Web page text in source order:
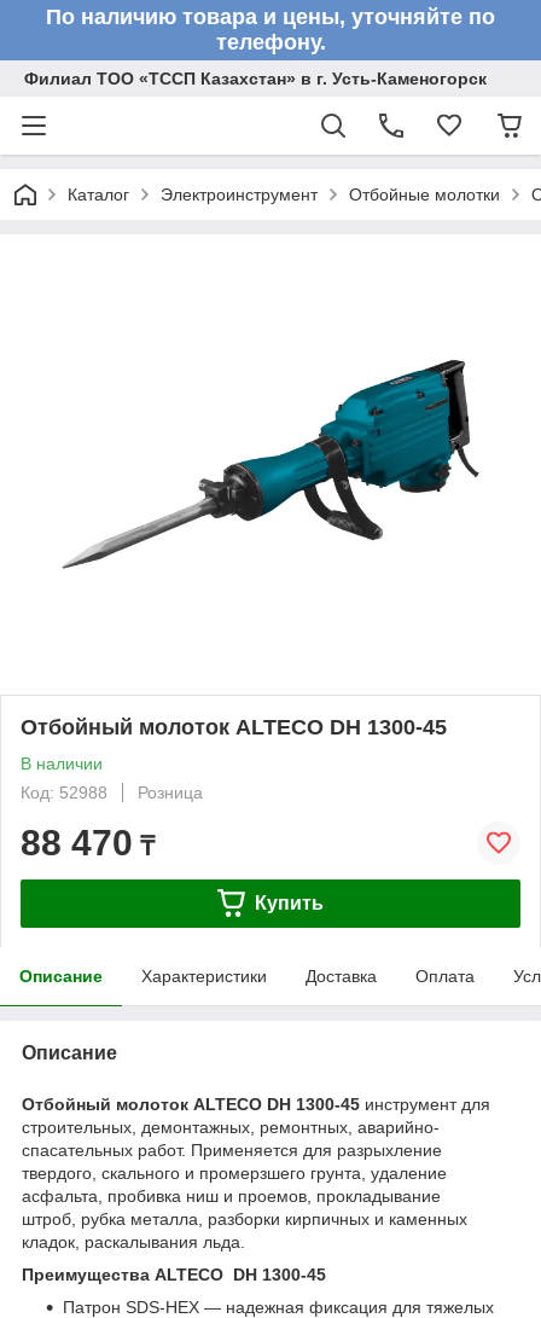
По наличию товара и цены, уточняйте по
телефону.
Филиал ТОО «ТССП Казахстан» в г. Усть-Каменогорск
Каталог Электроинструмент Отбойные молотки
Отбойный молоток ALTECO DH 1300-45
В наличии
Код: 52988
Розница
88 470 ₸
Купить
Описание Характеристики Доставка Оплата
Описание
Отбойный молоток ALTECO DH 1300-45 инструмент для
строительных, демонтажных, ремонтных, аварийно-
спасательных работ. Применяется для разрыхление
твердого, скального и промерзшего грунта, удаление
асфальта, пробивка ниш и проемов, прокладывание
штроб, рубка металла, разборки кирпичных и каменных
кладок, раскалывания льда.
Преимущества ALTECO DH 1300-45
Патрон SDS-HEX — надежная фиксация для тяжелых